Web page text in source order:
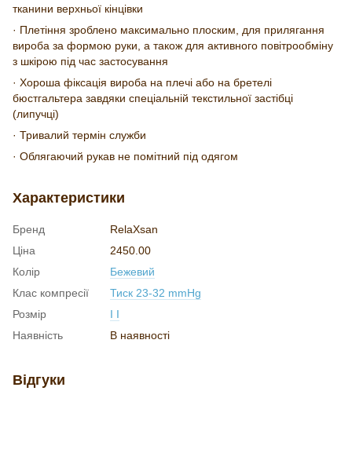
тканини верхньої кінцівки
· Плетіння зроблено максимально плоским, для прилягання
вироба за формою руки, а також для активного повітрообміну
з шкірою під час застосування
· Хороша фіксація вироба на плечі або на бретелі
бюстгальтера завдяки спеціальній текстильної застібці
(липучці)
· Тривалий термін служби
· Облягаючий рукав не помітний під одягом
Характеристики
Бренд
RelaXsan
Ціна
2450.00
Колір
Бежевий
Клас компресії
Тиск 23-32 mmHg
Розмір
I I
Наявність
В наявності
Відгуки